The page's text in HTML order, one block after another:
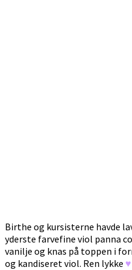
Birthe og kursisterne havde
yderste farvefine viol panna
vanilje og knas på toppen i
og kandiseret viol. Ren lykke ♥